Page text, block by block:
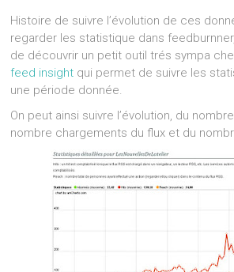
Histoire de suivre l’évolution de ces
regarder les statistique dans
de découvrir un petit outil trés sympa
feed insight qui permet de suivre les
une période donnée.
On peut ainsi suivre l’évolution, du
nombre chargements du flux et du